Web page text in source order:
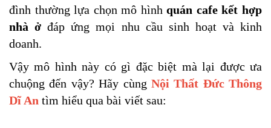
đình thường lựa chọn mô hình quán cafe kết hợp
nhà ở đáp ứng mọi nhu cầu sinh hoạt và kinh
doanh.
Vậy mô hình này có gì đặc biệt mà lại được ưa
chuộng đến vậy? Hãy cùng Nội Thất Đức Thông
Dĩ An tìm hiểu qua bài viết sau: